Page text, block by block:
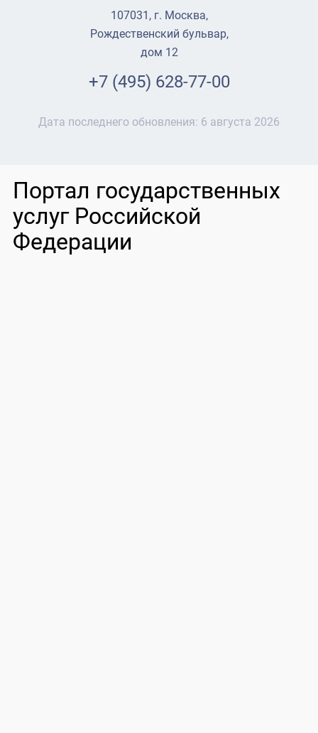
107031, г. Москва,
Рождественский бульвар,
дом 12
+7 (495) 628-77-00
Дата последнего обновления: 6 августа 2026
Портал государственных
услуг Российской
Федерации